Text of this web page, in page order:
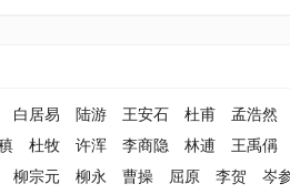
白居易 陆游 王安石 杜甫 孟浩然
杜牧 许浑 李商隐 林逋 王禹偁
柳宗元 柳永 曹操 屈原 李贺 岑